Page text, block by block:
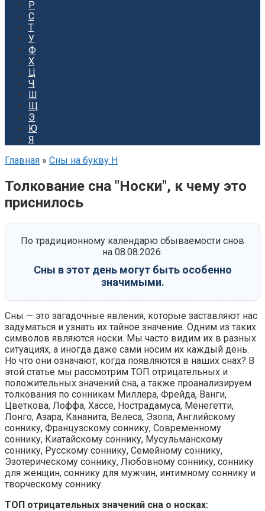
Р
С
Т
У
Ф
Х
Ц
Ч
Ш
Щ
Э
Ю
Я
Главная » Сны на букву Н
Толкование сна "Носки", к чему это
приснилось
По традиционному календарю сбываемости снов
на 08.08.2026:
Сны в этот день могут быть особенно
значимыми.
Сны — это загадочные явления, которые заставляют нас
задуматься и узнать их тайное значение. Одним из таких
символов являются носки. Мы часто видим их в разных
ситуациях, а иногда даже сами носим их каждый день.
Но что они означают, когда появляются в наших снах? В
этой статье мы рассмотрим ТОП отрицательных и
положительных значений сна, а также проанализируем
толкования по сонникам Миллера, Фрейда, Ванги,
Цветкова, Лоффа, Хассе, Нострадамуса, Менегетти,
Лонго, Азара, Кананита, Велеса, Эзопа, Английскому
соннику, Французскому соннику, Современному
соннику, Киатайскому соннику, Мусульманскому
соннику, Русскому соннику, Семейному соннику,
Эзотерическому соннику, Любовному соннику, соннику
для женщин, соннику для мужчин, интимному соннику и
творческому соннику.
ТОП отрицательных значений сна о носках: